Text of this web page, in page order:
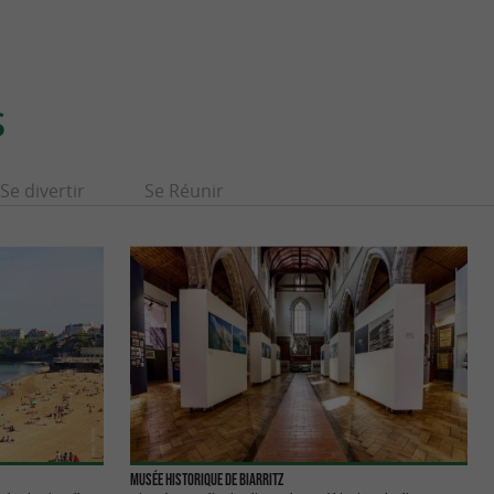
Se divertir Se Réunir
Musée Historique de Biarritz